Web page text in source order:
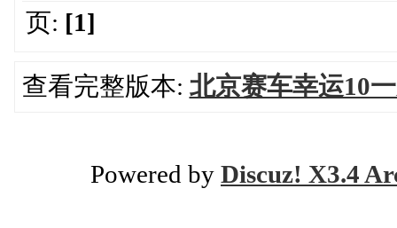
页: [1]
查看完整版本: 北京赛车幸运10
Powered by Discuz! X3.4